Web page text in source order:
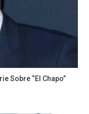
Sobre “El Chapo”